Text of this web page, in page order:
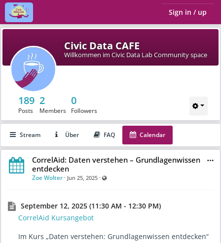
Sign in / up
Civic Data CAFE
Willkommen im Civic Data Lab Community space
189
Posts
2
Members
0
Followers
Stream Über FAQ Calendar
CorrelAid: Daten verstehen – Grundlagenwissen
entdecken
Zoe Wolter · Jun 25, 2025 ·
September 12, 2025 (11:30 AM - 12:30 PM)
CorrelAid Kursangebot
Im Kurs „Daten verstehen: Grundlagenwissen entdecken“